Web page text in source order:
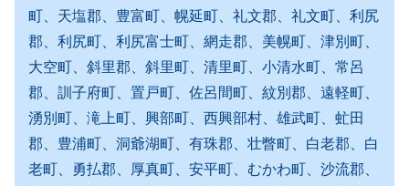
町、天塩郡、豊富町、幌延町、礼文郡、礼文町、利尻
郡、利尻町、利尻富士町、網走郡、美幌町、津別町、
大空町、斜里郡、斜里町、清里町、小清水町、常呂
郡、訓子府町、置戸町、佐呂間町、紋別郡、遠軽町、
湧別町、滝上町、興部町、西興部村、雄武町、虻田
郡、豊浦町、洞爺湖町、有珠郡、壮瞥町、白老郡、白
老町、勇払郡、厚真町、安平町、むかわ町、沙流郡、